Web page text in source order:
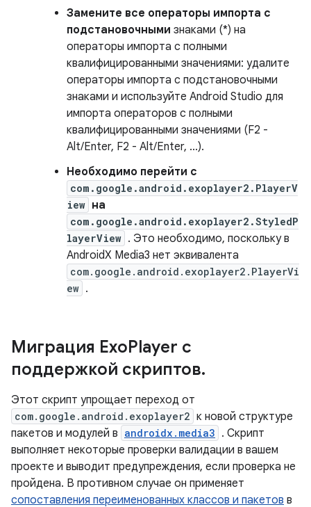
Замените все операторы импорта с
подстановочными знаками (*) на
операторы импорта с полными
квалифицированными значениями: удалите
операторы импорта с подстановочными
знаками и используйте Android Studio для
импорта операторов с полными
квалифицированными значениями (F2 -
Alt/Enter, F2 - Alt/Enter, ...).
Необходимо перейти с
com.google.android.exoplayer2.PlayerV
iew на
com.google.android.exoplayer2.StyledP
layerView . Это необходимо, поскольку в
AndroidX Media3 нет эквивалента
com.google.android.exoplayer2.PlayerVi
ew .
Миграция ExoPlayer с
поддержкой скриптов.
Этот скрипт упрощает переход от
com.google.android.exoplayer2 к новой структуре
пакетов и модулей в androidx.media3 . Скрипт
выполняет некоторые проверки валидации в вашем
проекте и выводит предупреждения, если проверка не
пройдена. В противном случае он применяет
сопоставления переименованных классов и пакетов в